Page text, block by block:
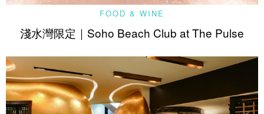
FOOD & WINE
淺水灣限定｜Soho Beach Club at The Pulse